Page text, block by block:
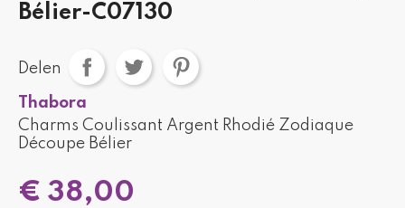
Bélier-C07130
Delen
Thabora
Charms Coulissant Argent Rhodié Zodiaque
Découpe Bélier
€ 38,00